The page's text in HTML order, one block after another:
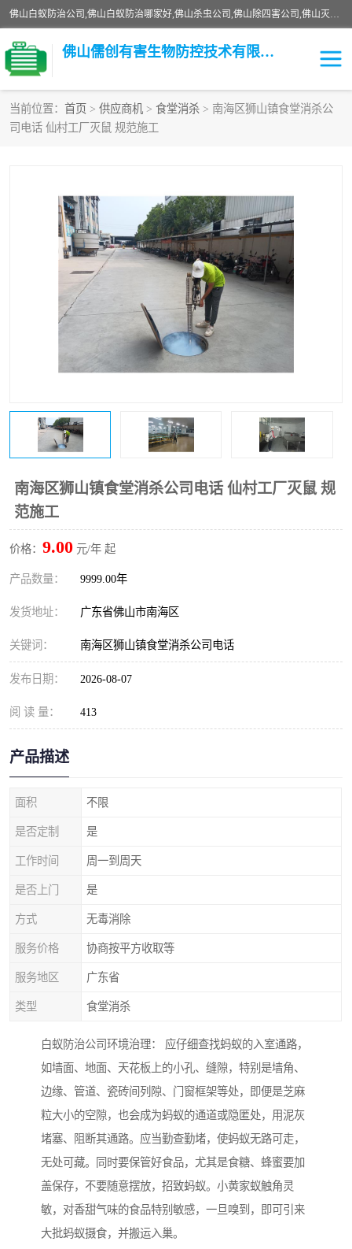
佛山白蚁防治公司,佛山白蚁防治哪家好,佛山杀虫公司,佛山除四害公司,佛山灭白蚁公司,佛山白蚁防治佛山儒创有害生物防治有限公司是一家佛山杀虫公司、佛山除四害公司、佛山灭白蚁公司、佛山白蚁防治公司，让您远离虫害困扰。要问佛山白蚁防治哪家好？佛山儒创有害生物防治有限公司全佛山、广州，正规公司，上门勘查，可靠，售后有保障。
佛山儒创有害生物防控技术有限公司
当前位置： 首页 > 供应商机 > 食堂消杀 > 南海区狮山镇食堂消杀公
司电话 仙村工厂灭鼠 规范施工
南海区狮山镇食堂消杀公司电话 仙村工厂灭鼠 规
范施工
价格： 9.00 元/年 起
产品数量： 9999.00年
发货地址： 广东省佛山市南海区
关键词： 南海区狮山镇食堂消杀公司电话
发布日期： 2026-08-07
阅 读 量： 413
产品描述
面积 不限
是否定制 是
工作时间 周一到周天
是否上门 是
方式 无毒消除
服务价格 协商按平方收取等
服务地区 广东省
类型 食堂消杀
白蚁防治公司环境治理： 应仔细查找蚂蚁的入室通路，
如墙面、地面、天花板上的小孔、缝隙，特别是墙角、
边缘、管道、瓷砖间列隙、门窗框架等处，即便是芝麻
粒大小的空隙，也会成为蚂蚁的通道或隐匿处，用泥灰
堵塞、阻断其通路。应当勤查勤堵，使蚂蚁无路可走，
无处可藏。同时要保管好食品，尤其是食糖、蜂蜜要加
盖保存，不要随意摆放，招致蚂蚁。小黄家蚁触角灵
敏，对香甜气味的食品特别敏感，一旦嗅到，即可引来
大批蚂蚁摄食，并搬运入巢。
白蚁消杀
除四害 食堂消杀
校园消杀 园区消杀
害虫防治